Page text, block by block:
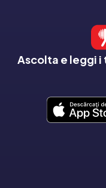
Ascolta e leggi